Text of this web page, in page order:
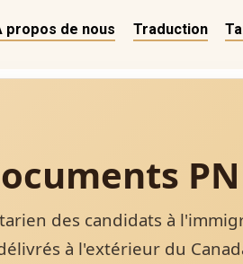
propos de nous Traduction
des candidats à
à l'extérieur du